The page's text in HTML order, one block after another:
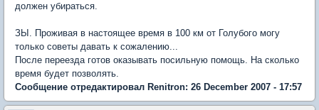
должен убираться.
ЗЫ. Проживая в настоящее время в 100 км от Голубого могу
только советы давать к сожалению...
После переезда готов оказывать посильную помощь. На сколько
время будет позволять.
Сообщение отредактировал Renitron: 26 December 2007 - 17:57